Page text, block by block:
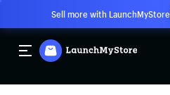
Sell more with LaunchMyStore